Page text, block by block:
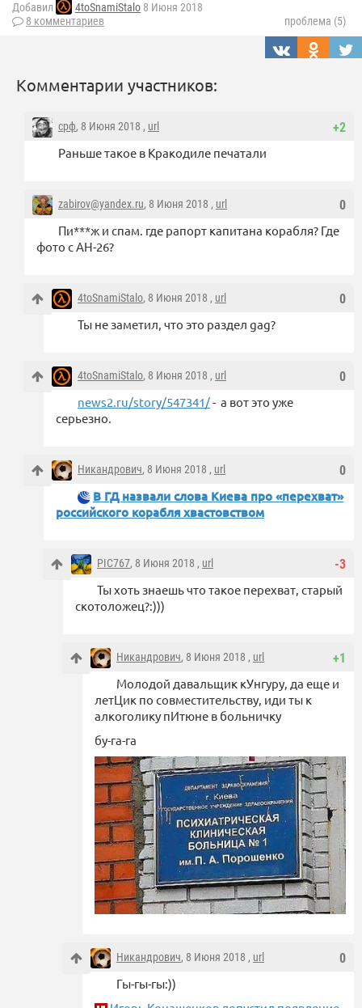
Добавил 4toSnamiStalo 8 Июня 2018
8 комментариев
проблема (5)
Комментарии участников:
+2
срф, 8 Июня 2018 , url
Раньше такое в Кракодиле печатали
0
zabirov@yandex.ru, 8 Июня 2018 , url
Пи***ж и спам. где рапорт капитана корабля? Где
фото с АН-26?
0
4toSnamiStalo, 8 Июня 2018 , url
Ты не заметил, что это раздел gag?
0
4toSnamiStalo, 8 Июня 2018 , url
news2.ru/story/547341/- а вот это уже
серьезно.
0
Никандрович, 8 Июня 2018 , url
В ГД назвали слова Киева про «перехват»
российского корабля хвастовством
-3
PIC767, 8 Июня 2018 , url
Ты хоть знаешь что такое перехват, старый
скотоложец?:)))
+1
Никандрович, 8 Июня 2018 , url
Молодой давальщик кУнгуру, да еще и
летЦик по совместительству, иди ты к
алкоголику пИтюне в больничку
бу-га-га
0
Никандрович, 8 Июня 2018 , url
Гы-гы-гы:))